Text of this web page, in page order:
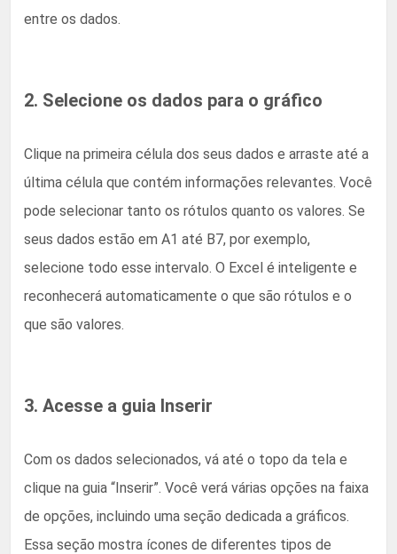
entre os dados.
2. Selecione os dados para o gráfico
Clique na primeira célula dos seus dados e arraste até a
última célula que contém informações relevantes. Você
pode selecionar tanto os rótulos quanto os valores. Se
seus dados estão em A1 até B7, por exemplo,
selecione todo esse intervalo. O Excel é inteligente e
reconhecerá automaticamente o que são rótulos e o
que são valores.
3. Acesse a guia Inserir
Com os dados selecionados, vá até o topo da tela e
clique na guia “Inserir”. Você verá várias opções na faixa
de opções, incluindo uma seção dedicada a gráficos.
Essa seção mostra ícones de diferentes tipos de